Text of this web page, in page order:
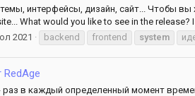
интерфейсы, дизайн, сайт... Чтобы вы
What would you like to see in the release?
2021 backend frontend system
раз в каждый определенный момент